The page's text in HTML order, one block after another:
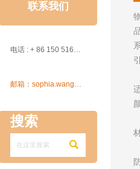
联系我们
电话 : + 86 150 5162 5639

搜索
